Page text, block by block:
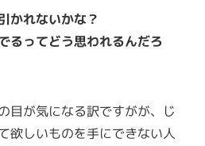
かれないかな？
るってどう思われるんだろ
目が気になる訳ですがが、じ
欲しいものを手にできない人